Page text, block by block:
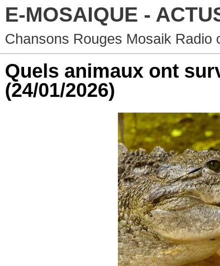
E-MOSAIQUE -
Chansons Rouges Mosaik Radio
Quels animaux ont
(24/01/2026)